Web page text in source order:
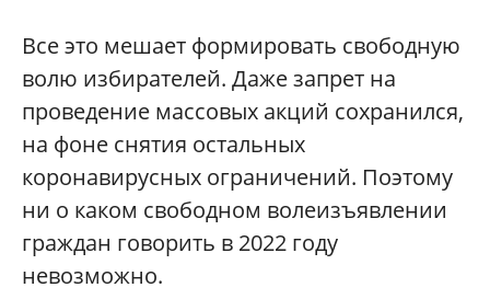
Все это мешает формировать свободную
волю избирателей. Даже запрет на
проведение массовых акций сохранился,
на фоне снятия остальных
коронавирусных ограничений. Поэтому
ни о каком свободном волеизъявлении
граждан говорить в 2022 году
невозможно.